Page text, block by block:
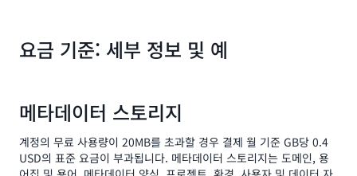
입력 토큰 1,000개당 0.015 USD,
요금 기준: 세부 정보 및 예
메타데이터 스토리지
계정의 무료 사용량이 20MB를 초과할 경우 결제 월 기준 GB당 0.4
USD의 표준 요금이 부과됩니다. 메타데이터 스토리지는 도메인, 용